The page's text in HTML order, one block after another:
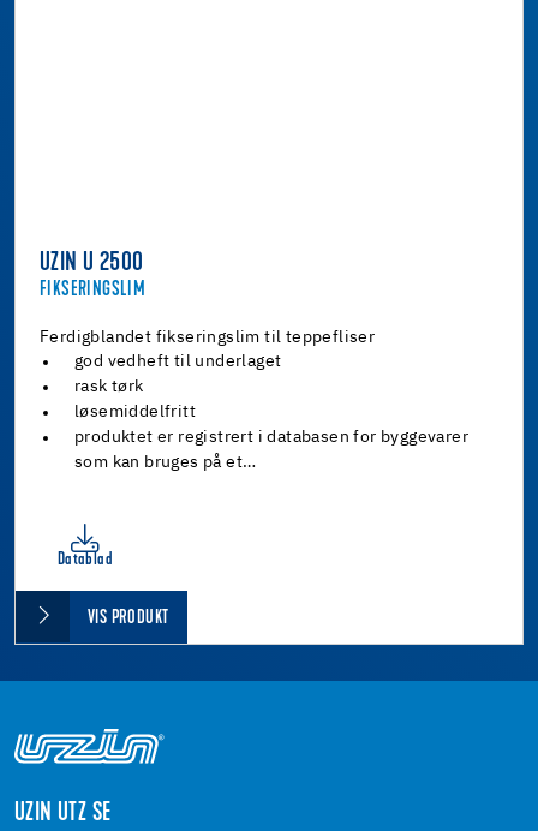
UZIN U 2500
FIKSERINGSLIM
Ferdigblandet fikseringslim til teppefliser
god vedheft til underlaget
rask tørk
løsemiddelfritt
produktet er registrert i databasen for byggevarer
som kan bruges på et…
Datablad
VIS PRODUKT
UZIN UTZ SE